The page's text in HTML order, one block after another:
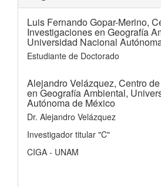
Luis Fernando Gopar-Merino,
Investigaciones en Geografía
Universidad Nacional
Estudiante de Doctorado
Alejandro Velázquez, Centro
en Geografía Ambiental,
Autónoma de México
Dr. Alejandro Velázquez
Investigador titular "C"
CIGA - UNAM